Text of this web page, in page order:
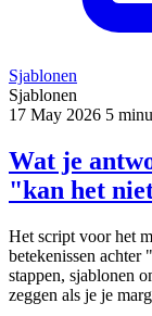
Sjablonen
Sjablonen
17 May 2026 5
Wat je
"kan het
Het script voor het
betekenissen
stappen, sjablonen
zeggen als je je